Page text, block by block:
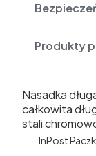
Produkty
Nasadka
całkowita
stali
InPost